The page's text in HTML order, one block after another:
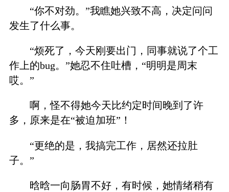
“你不对劲。”我瞧她兴致不高，决定问问
发生了什么事。
“烦死了，今天刚要出门，同事就说了个工
作上的bug。”她忍不住吐槽，“明明是周末
哎。”
啊，怪不得她今天比约定时间晚到了许
多，原来是在“被迫加班”！
“更绝的是，我搞完工作，居然还拉肚
子。”
晗晗一向肠胃不好，有时候，她情绪稍有